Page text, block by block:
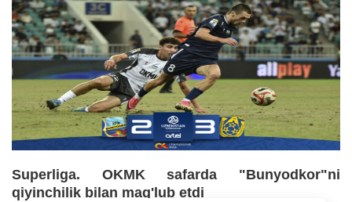
Superliga. OKMK safarda "Bunyodkor"ni
qiyinchilik bilan mag'lub etdi